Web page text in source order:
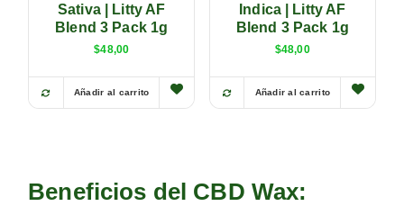
Sativa | Litty AF
Blend 3 Pack 1g
$48,00
Añadir al carrito
Indica | Litty AF
Blend 3 Pack 1g
$48,00
Añadir al carrito
Beneficios del CBD Wax: